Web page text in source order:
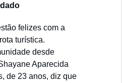
felizes com a
turística.
desde
Aparecida
de 23 anos, diz que